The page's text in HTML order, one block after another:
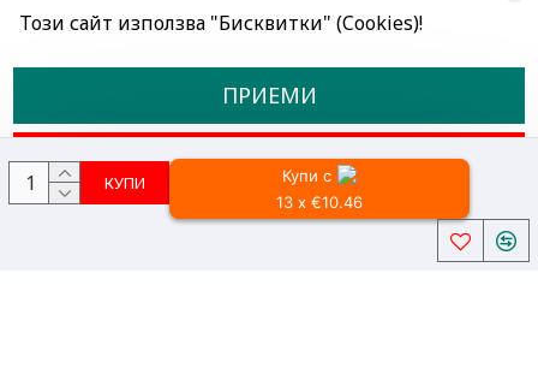
КУПИ
Купи с
13 x €10.46
Прочетох и съм съгласен сОбщи условия
Всички права запазени © 2024, Радославов Мюзик Център
Този сайт използва "Бисквитки" (Cookies)!
ПРИЕМИ
ОТКАЖИ